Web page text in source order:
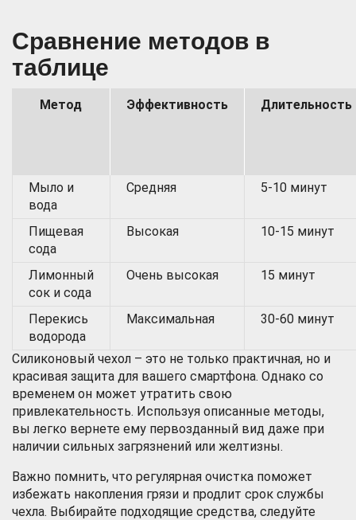
Сравнение методов в
таблице
Метод Эффективность Длительность
Мыло и
вода
Средняя 5-10 минут
Пищевая
сода
Высокая 10-15 минут
Лимонный
сок и сода
Очень высокая 15 минут
Перекись
водорода
Максимальная 30-60 минут
Силиконовый чехол – это не только практичная, но и
красивая защита для вашего смартфона. Однако со
временем он может утратить свою
привлекательность. Используя описанные методы,
вы легко вернете ему первозданный вид даже при
наличии сильных загрязнений или желтизны.
Важно помнить, что регулярная очистка поможет
избежать накопления грязи и продлит срок службы
чехла. Выбирайте подходящие средства, следуйте